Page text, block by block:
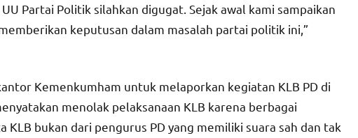
Partai Politik silahkan digugat. Sejak awal kami sampaikan
keputusan dalam masalah partai politik ini,”
Kemenkumham untuk melaporkan kegiatan KLB PD di
menolak pelaksanaan KLB karena berbagai
bukan dari pengurus PD yang memiliki suara sah dan tak